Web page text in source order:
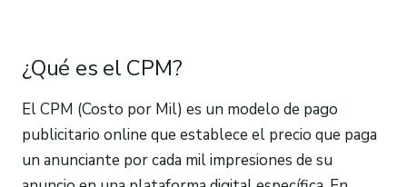
¿Qué es el CPM?
El CPM (Costo por Mil) es un modelo de pago
publicitario online que establece el precio que paga
un anunciante por cada mil impresiones de su